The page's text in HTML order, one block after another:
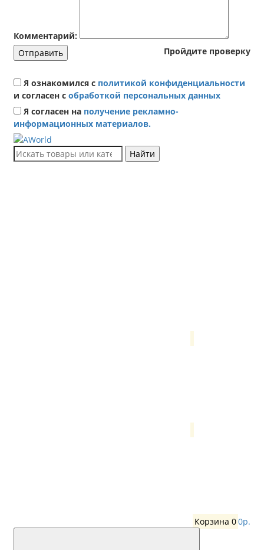
Комментарий:
Пройдите проверку
Отправить
Я ознакомился с политикой конфиденциальности
и согласен с обработкой персональных данных
Я согласен на получение рекламно-
информационных материалов.
Найти
Корзина 00р.